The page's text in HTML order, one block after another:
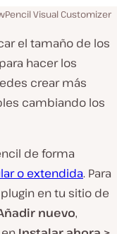
Visual Customizer
el tamaño de los
hacer los
crear más
cambiando los
de forma
o extendida. Para
en tu sitio de
nuevo,